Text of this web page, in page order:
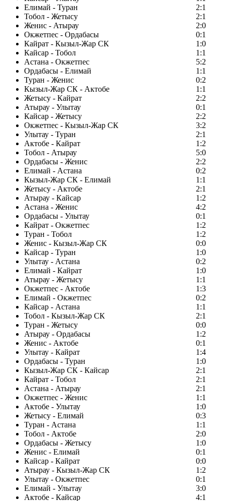
Елимай - Туран
2:1
Тобол - Жетысу
2:1
Женис - Атырау
2:0
Окжетпес - Ордабасы
0:1
Кайрат - Кызыл-Жар СК
1:0
Кайсар - Тобол
1:1
Астана - Окжетпес
5:2
Ордабасы - Елимай
1:1
Туран - Женис
0:2
Кызыл-Жар СК - Актобе
1:1
Жетысу - Кайрат
2:2
Атырау - Улытау
0:1
Кайсар - Жетысу
2:2
Окжетпес - Кызыл-Жар СК
3:2
Улытау - Туран
2:1
Актобе - Кайрат
1:2
Тобол - Атырау
5:0
Ордабасы - Женис
2:2
Елимай - Астана
0:2
Кызыл-Жар СК - Елимай
1:1
Жетысу - Актобе
2:1
Атырау - Кайсар
1:2
Астана - Женис
4:2
Ордабасы - Улытау
0:1
Кайрат - Окжетпес
1:2
Туран - Тобол
1:2
Женис - Кызыл-Жар СК
0:0
Кайсар - Туран
1:0
Улытау - Астана
0:2
Елимай - Кайрат
1:0
Атырау - Жетысу
1:1
Окжетпес - Актобе
1:3
Елимай - Окжетпес
0:2
Кайсар - Астана
1:1
Тобол - Кызыл-Жар СК
2:1
Туран - Жетысу
0:0
Атырау - Ордабасы
1:2
Женис - Актобе
0:1
Улытау - Кайрат
1:4
Ордабасы - Туран
1:0
Кызыл-Жар СК - Кайсар
2:1
Кайрат - Тобол
2:1
Астана - Атырау
2:1
Окжетпес - Женис
1:1
Актобе - Улытау
1:0
Жетысу - Елимай
0:3
Туран - Астана
1:1
Тобол - Актобе
2:0
Ордабасы - Жетысу
1:0
Женис - Елимай
0:1
Кайсар - Кайрат
0:0
Атырау - Кызыл-Жар СК
1:2
Улытау - Окжетпес
0:1
Елимай - Улытау
3:0
Актобе - Кайсар
4:1